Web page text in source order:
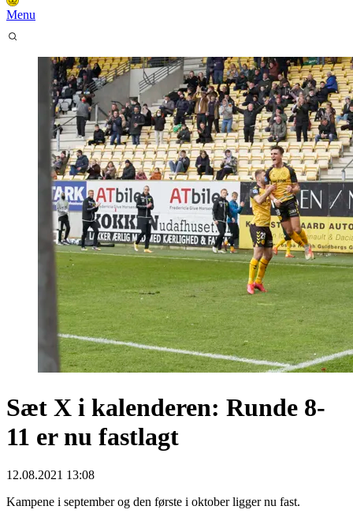
Menu
Sæt X i kalenderen: Runde 8-
11 er nu fastlagt
12.08.2021 13:08
Kampene i september og den første i oktober ligger nu fast.